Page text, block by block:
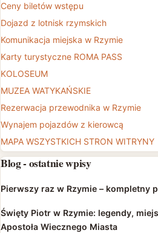
Ceny biletów wstępu
Dojazd z lotnisk rzymskich
Komunikacja miejska w Rzymie
Karty turystyczne ROMA PASS
KOLOSEUM
MUZEA WATYKAŃSKIE
Rezerwacja przewodnika w Rzymie
Wynajem pojazdów z kierowcą
MAPA WSZYSTKICH STRON WITRYNY
Blog - ostatnie wpisy
Pierwszy raz w Rzymie – kompletny
Święty Piotr w Rzymie: legendy,
Apostoła Wiecznego Miasta